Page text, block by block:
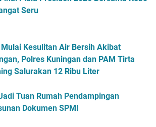
Seru
Kesulitan Air Bersih Akibat
Polres Kuningan dan PAM Tirta
Salurakan 12 Ribu Liter
Tuan Rumah Pendampingan
Dokumen SPMI